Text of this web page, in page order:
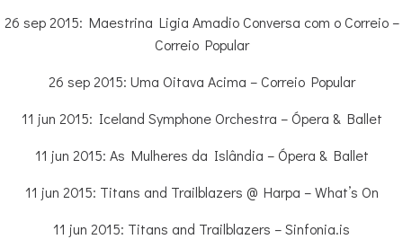
26 sep 2015: Maestrina Ligia Amadio Conversa com o Correio –
Correio Popular
26 sep 2015: Uma Oitava Acima – Correio Popular
11 jun 2015: Iceland Symphone Orchestra – Ópera & Ballet
11 jun 2015: As Mulheres da Islândia – Ópera & Ballet
11 jun 2015: Titans and Trailblazers @ Harpa – What’s On
11 jun 2015: Titans and Trailblazers – Sinfonia.is